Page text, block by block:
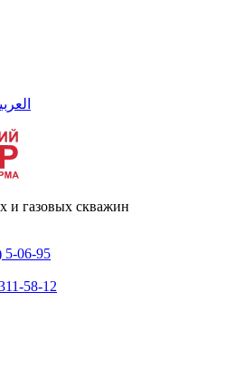
и газовых скважин
5-06-95
58-12